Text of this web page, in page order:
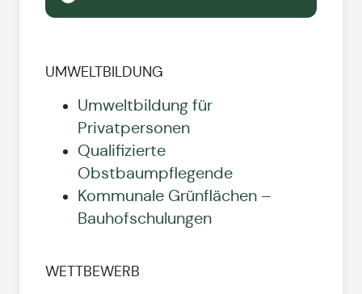
UMWELTBILDUNG
Umweltbildung für
Privatpersonen
Qualifizierte
Obstbaumpflegende
Kommunale Grünflächen –
Bauhofschulungen
WETTBEWERB